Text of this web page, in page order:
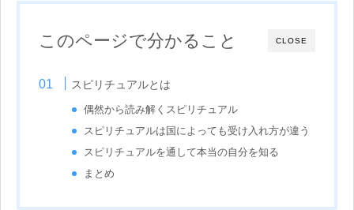
CLOSE
このページで分かること
スピリチュアルとは
偶然から読み解くスピリチュアル
スピリチュアルは国によっても受け入れ方が違う
スピリチュアルを通して本当の自分を知る
まとめ